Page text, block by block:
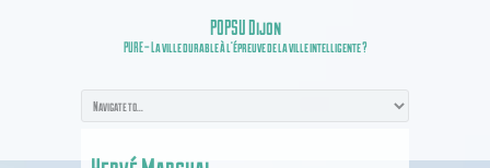
POPSU Dijon
PURE – La ville durable à l’épreuve de la ville intelligente ?